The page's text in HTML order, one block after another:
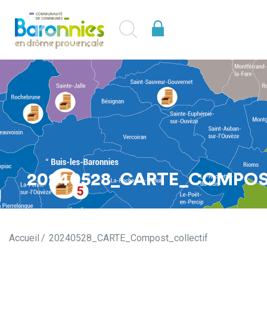
Accueil 20240528_CARTE_Compost_collectif